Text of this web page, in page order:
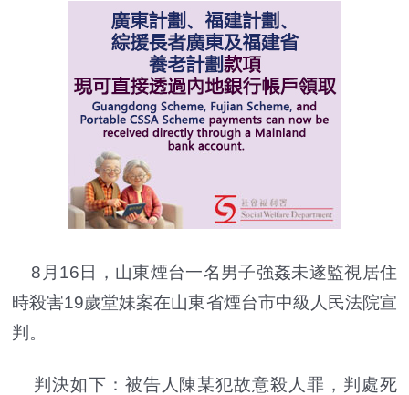
8月16日，山東煙台一名男子強姦未遂監視居住
時殺害19歲堂妹案在山東省煙台市中級人民法院宣
判。
判決如下：被告人陳某犯故意殺人罪，判處死